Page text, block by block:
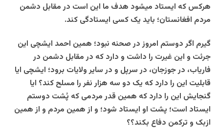
هرکس که ایستاد میشود هدف ما این است در مقابل دشمن
مردم افغانستان؛ باید یک کسی ایستادگی کند.
گیرم اگر دوستم امروز در صحنه نبود؛ همین احمد ایشچی این
جرئت و این غیرت را داشت و دارد که در مقابل دشمن در
فاریاب، در جوزجان، در سرپل و در سایر ولایات برود؛ ایشچی ایا
قابلیت این را دارد که یک دو سه هزار نفر را مسلح کند؟ ایا
گنجایش این را دارد که همین قدر مردمی که پُشت دوستم
ایستاد است؛ پشت او ایستاد شود؛ و از همین مردم و از همین
ازبک و ترکمن دفاع بکند؟؟